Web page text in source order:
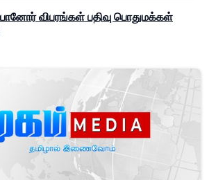
விபரங்கள் பதிவு பொதுமக்கள்